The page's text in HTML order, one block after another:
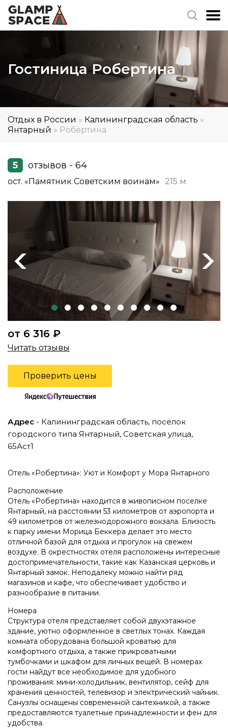
Гостиница Робертина
Отдых в России » Калининградская область »
Янтарный » Робертина
5 отзывов - 64
ост. «Памятник Советским воинам» 215 м
Previous Next
от 6 316 ₽
Читать отзывы
Проверить цены
Адрес - Калининградская область, посёлок
городского типа Янтарный, Советская улица,
65Аст1
Отель «Робертина»: Уют и Комфорт у Мора Янтарного
Расположение
Отель «Робертина» находится в живописном поселке
Янтарный, на расстоянии 53 километров от аэропорта и
49 километров от железнодорожного вокзала. Близость
к парку имени Морица Беккера делает это место
отличной базой для отдыха и прогулок на свежем
воздухе. В окрестностях отеля расположены интересные
достопримечательности, такие как Казанская церковь и
Янтарный замок. Неподалеку можно найти ряд
магазинов и кафе, что обеспечивает удобство и
разнообразие в питании.
Номера
Структура отеля представляет собой двухэтажное
здание, уютно оформленное в светлых тонах. Каждая
комната оборудована большой кроватью для
комфортного отдыха, а также прикроватными
тумбочками и шкафом для личных вещей. В номерах
гости найдут все необходимое для удобного
проживания: мини-холодильник, вентилятор, сейф для
хранения ценностей, телевизор и электрический чайник.
Санузлы оснащены современной сантехникой, а также
предоставляются туалетные принадлежности и фен для
удобства.